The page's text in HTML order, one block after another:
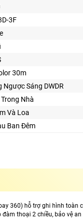
3F
30m
Ngược Sáng DWDR
Nhà
Và Loa
Ban Ðêm
360) hỗ trợ ghi hình toàn
thoại 2 chiều, bảo vệ